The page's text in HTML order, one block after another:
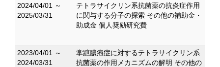
2024/04/01 ～
2025/03/31
テトラサイクリン系抗菌薬の抗炎症作用
に関与する分子の探索 その他の補助金・
助成金 個人奨励研究費
2023/04/01 ～
2024/03/31
掌蹠膿疱症に対するテトラサイクリン系
抗菌薬の作用メカニズムの解明 その他の